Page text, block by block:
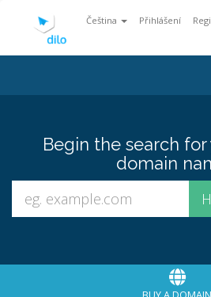
Čeština Přihlášení
Begin the search
domain